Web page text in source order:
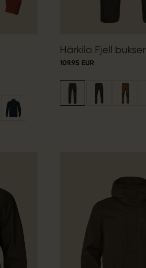
Härkila Fjell bukser
109.95 EUR